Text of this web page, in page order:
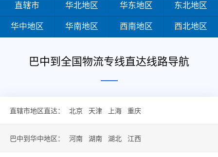
华南地区
西南地区
直辖市 华北地区 华东地区 东北地区
华中地区 华南地区 西南地区 西北地区
巴中到全国物流专线直达线路导航
直辖市地区直达： 北京 天津 上海 重庆
巴中到华中地区： 河南 湖南 湖北 江西